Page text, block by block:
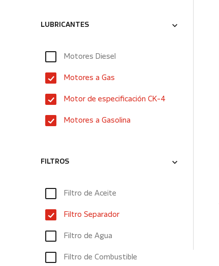
LUBRICANTES
Motores Diesel
Motores a Gas
Motor de especificación CK-4
Motores a Gasolina
FILTROS
Filtro de Aceite
Filtro Separador
Filtro de Agua
Filtro de Combustible